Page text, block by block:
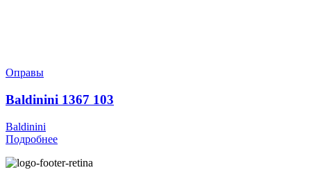
Оправы
Baldinini 1367 103
Baldinini
Подробнее